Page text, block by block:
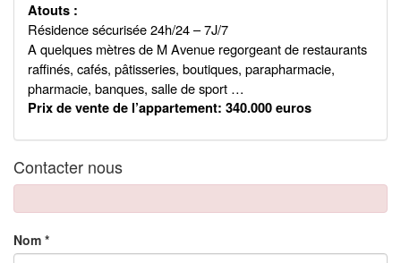
Atouts :
Résidence sécurisée 24h/24 – 7J/7
A quelques mètres de M Avenue regorgeant de restaurants
raffinés, cafés, pâtisseries, boutiques, parapharmacie,
pharmacie, banques, salle de sport …
Prix de vente de l’appartement: 340.000 euros
Contacter nous
Nom *